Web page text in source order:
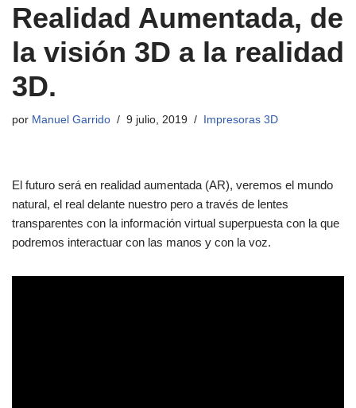
Realidad Aumentada, de
la visión 3D a la realidad
3D.
por Manuel Garrido 9 julio, 2019 Impresoras 3D
El futuro será en realidad aumentada (AR), veremos el mundo
natural, el real delante nuestro pero a través de lentes
transparentes con la información virtual superpuesta con la que
podremos interactuar con las manos y con la voz.